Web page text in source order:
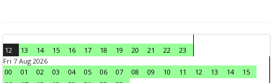
12 13 14 15 16 17 18 19 20 21 22
23
Fri 7 Aug 2026
00
01 02 03 04 05 06 07 08 09 10 11 12 13 14
15